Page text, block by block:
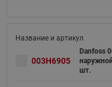
003H6905
Danfoss
шт.